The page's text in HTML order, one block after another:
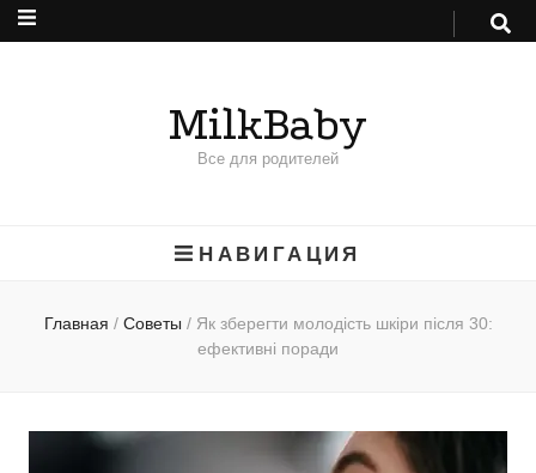
MilkBaby
Все для родителей
НАВИГАЦИЯ
Главная / Советы / Як зберегти молодість шкіри після 30:
ефективні поради